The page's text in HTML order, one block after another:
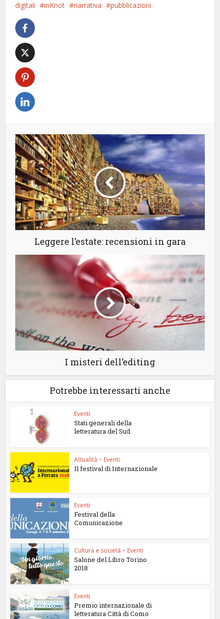
digitali
inKnot narrativa pubblicazioni
Leggere l’estate: recensioni in gara
I misteri dell’editing
Potrebbe interessarti anche
Eventi
Stati generali della
letteratura del Sud
Attualità • Eventi
Il festival di Internazionale
Eventi
Festival della
Comunicazione
Cultura e società • Eventi
Salone del Libro Torino
2018
Eventi
Premio internazionale di
letteratura Città di Como